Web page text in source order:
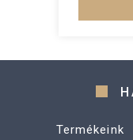
Termékeink